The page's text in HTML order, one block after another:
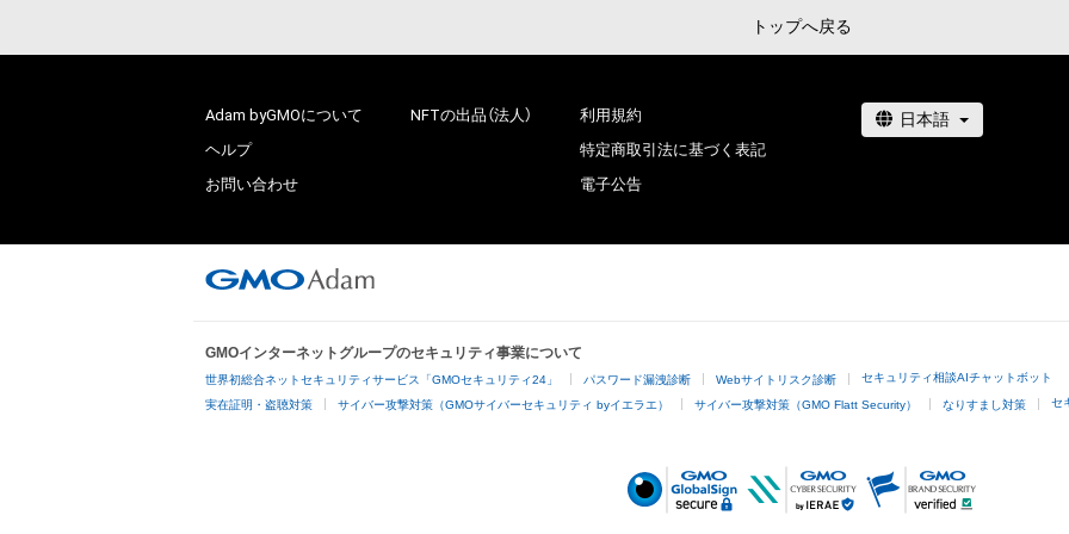
トップへ戻る
Adam byGMOについて
ヘルプ
お問い合わせ
NFTの出品（法人）
利用規約
特定商取引法に基づく表記
電子公告
GMOインターネットグループのセキュリティ事業について
世界初総合ネットセキュリティサービス「GMOセキュリティ24」 パスワード漏洩診断 Webサイトリスク診断 セキュリティ相談AIチャットボット
実在証明・盗聴対策 サイバー攻撃対策（GMOサイバーセキュリティ byイエラエ） サイバー攻撃対策（GMO Flatt Security） なりすまし対策 セ